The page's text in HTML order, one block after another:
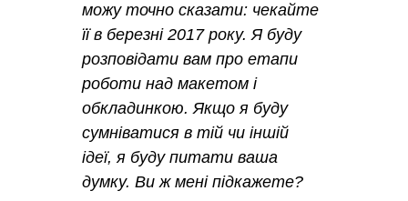
можу точно сказати: чекайте
її в березні 2017 року. Я буду
розповідати вам про етапи
роботи над макетом і
обкладинкою. Якщо я буду
сумніватися в тій чи іншій
ідеї, я буду питати ваша
думку. Ви ж мені підкажете?